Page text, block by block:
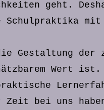
geht.
mit
Gestaltung der
Wert
Zeit bei uns